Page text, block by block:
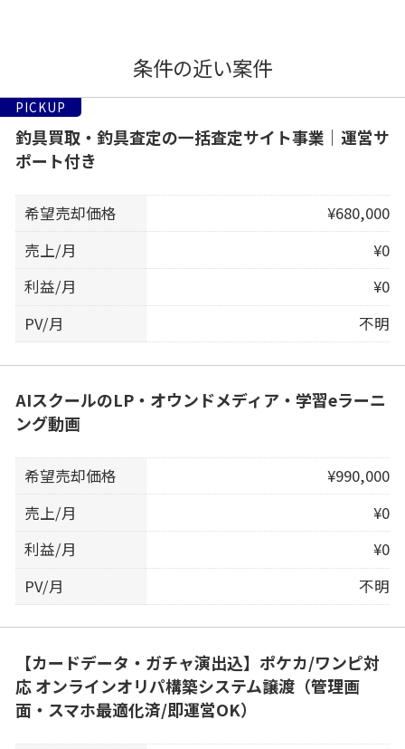
条件の近い案件
PICKUP
釣具買取・釣具査定の一括査定サイト事業｜運営サ
ポート付き
希望売却価格
¥680,000
売上/月
¥0
利益/月
¥0
PV/月
不明
AIスクールのLP・オウンドメディア・学習eラーニ
ング動画
希望売却価格
¥990,000
売上/月
¥0
利益/月
¥0
PV/月
不明
【カードデータ・ガチャ演出込】ポケカ/ワンピ対
応 オンラインオリパ構築システム譲渡（管理画
面・スマホ最適化済/即運営OK）